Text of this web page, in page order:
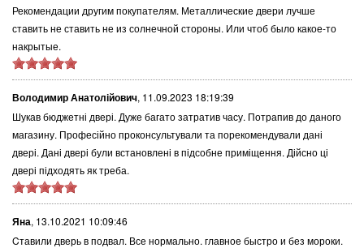
Рекомендации другим покупателям. Металлические двери лучше
ставить не ставить не из солнечной стороны. Или чтоб было какое-то
накрытые.
Володимир Анатолійович, 11.09.2023 18:19:39
Шукав бюджетні двері. Дуже багато затратив часу. Потрапив до даного
магазину. Професійно проконсультували та порекомендували дані
двері. Дані двері були встановлені в підсобне приміщення. Дійсно ці
двері підходять як треба.
Яна, 13.10.2021 10:09:46
Cтавили дверь в подвал. Все нормально. главное быстро и без мороки.